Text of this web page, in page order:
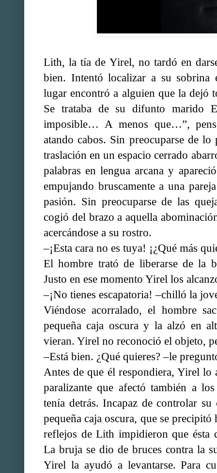
Lith, la tía de Yirel, no tardó en
bien. Intentó localizar a su sobrina
lugar encontró a alguien que la dejó
Se trataba de su difunto marido
imposible… A menos que…”,
atando cabos. Sin preocuparse de
traslación en un espacio cerrado
palabras en lengua arcana y
empujando bruscamente a una
pasión. Sin preocuparse de las
cogió del brazo a aquella
acercándose a su rostro.
–¡Esta cara no es tuya! ¡¿Qué más
El hombre trató de liberarse de la
Justo en ese momento Yirel los
–¡No tienes escapatoria! –chilló la
Viéndose acorralado, el hombre
pequeña caja oscura y la alzó en
vieran. Yirel no reconoció el objeto,
–Está bien. ¿Qué quieres? –le
Antes de que él respondiera, Yirel lo
paralizante que afectó también a
tenía detrás. Incapaz de controlar
pequeña caja oscura, que se
reflejos de Lith impidieron que ésta
La bruja se dio de bruces contra la
Yirel la ayudó a levantarse. Para